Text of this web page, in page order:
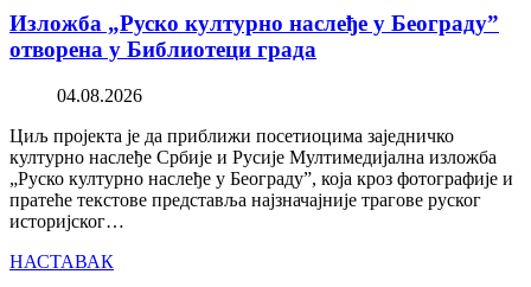
Изложба „Руско културно наслеђе у Београду”
отворена у Библиотеци града
04.08.2026
Циљ пројекта је да приближи посетиоцима заједничко
културно наслеђе Србије и Русије Мултимедијална изложба
„Руско културно наслеђе у Београду”, која кроз фотографије и
пратеће текстове представља најзначајније трагове руског
историјског…
НАСТАВАК